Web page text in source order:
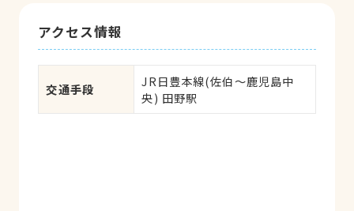
アクセス情報
交通手段
JR日豊本線(佐伯～鹿児島中
央) 田野駅